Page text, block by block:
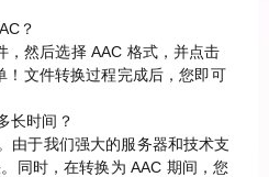
？
，然后选择 AAC 格式，并点击
！文件转换过程完成后，您即可
长时间？
由于我们强大的服务器和技术支
同时，在转换为 AAC 期间，您